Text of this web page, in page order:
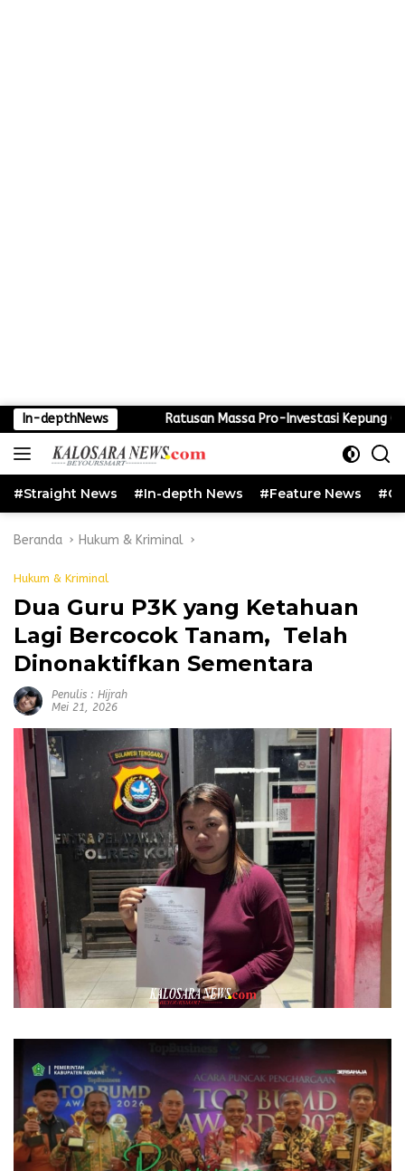
Langsung
ke
konten
In-depthNews
Massa Pro-Investasi Kepung Gedung DPRD dan Kantor Bupati,
#Straight News #In-depth News #Feature News
Beranda Hukum & Kriminal
Hukum & Kriminal
Dua Guru P3K yang Ketahuan
Lagi Bercocok Tanam, Telah
Dinonaktifkan Sementara
Penulis : Hijrah
Mei 21, 2026